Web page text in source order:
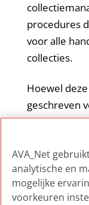
procedures
voor alle
collecties.
Hoewel
geschreven
biedt het
het schrijven
AVA_Net
analytische en
mogelijke
voorkeuren